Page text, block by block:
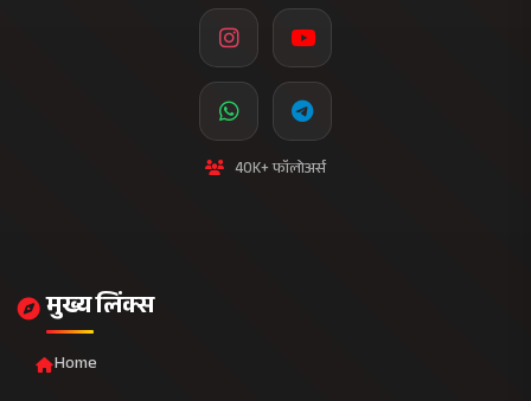
40K+ फॉलोअर्स
मुख्य लिंक्स
Home